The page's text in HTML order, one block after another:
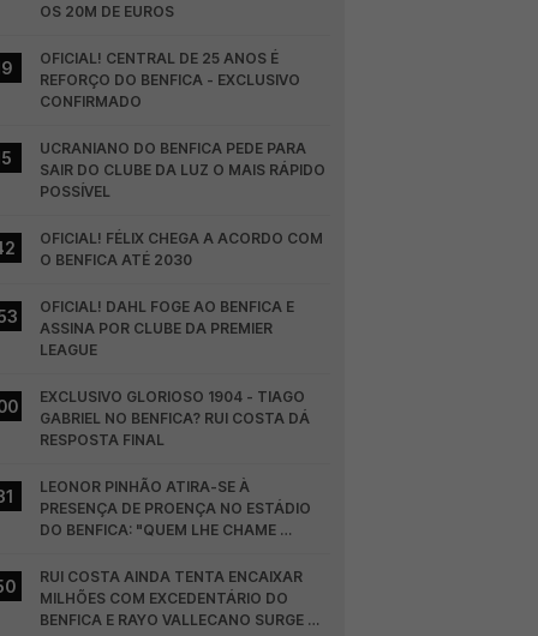
OS 20M DE EUROS
OFICIAL! CENTRAL DE 25 ANOS É
REFORÇO DO BENFICA - EXCLUSIVO
CONFIRMADO
UCRANIANO DO BENFICA PEDE PARA
SAIR DO CLUBE DA LUZ O MAIS RÁPIDO
POSSÍVEL
OFICIAL! FÉLIX CHEGA A ACORDO COM
O BENFICA ATÉ 2030
OFICIAL! DAHL FOGE AO BENFICA E
ASSINA POR CLUBE DA PREMIER
LEAGUE
EXCLUSIVO GLORIOSO 1904 - TIAGO
GABRIEL NO BENFICA? RUI COSTA DÁ
RESPOSTA FINAL
LEONOR PINHÃO ATIRA-SE À
PRESENÇA DE PROENÇA NO ESTÁDIO
DO BENFICA: "QUEM LHE CHAME
RUI COSTA AINDA TENTA ENCAIXAR
MILHÕES COM EXCEDENTÁRIO DO
BENFICA E RAYO VALLECANO SURGE NA